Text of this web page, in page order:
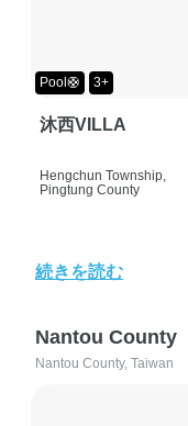
Pool🛟 3+
沐西VILLA
Hengchun Township,
Pingtung County
続きを読む
Nantou County
Nantou County, Taiwan